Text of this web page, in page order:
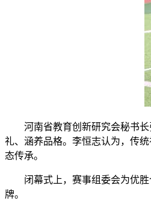
河南省教育创新研究会秘书
礼、涵养品格。李恒志认为，传
态传承。
闭幕式上，赛事组委会为优
牌。